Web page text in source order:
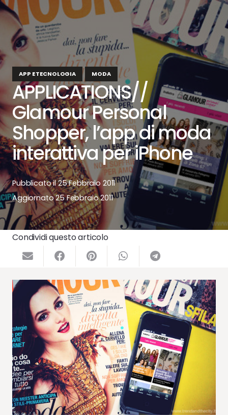
APP E TECNOLOGIA MODA
APPLICATIONS//
Glamour Personal
Shopper, l’app di moda
interattiva per iPhone
Pubblicato il25 Febbraio 2011
Aggiornato25 Febbraio 2011
Condividi questo articolo